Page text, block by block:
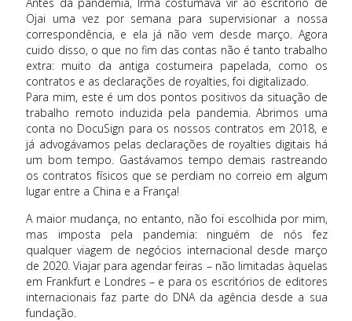
Ojai uma vez por semana para supervisionar a nossa
correspondência, e ela já não vem desde março. Agora
cuido disso, o que no fim das contas não é tanto trabalho
extra: muito da antiga costumeira papelada, como os
contratos e as declarações de royalties, foi digitalizado.
Para mim, este é um dos pontos positivos da situação de
trabalho remoto induzida pela pandemia. Abrimos uma
conta no DocuSign para os nossos contratos em 2018, e
já advogávamos pelas declarações de royalties digitais há
um bom tempo. Gastávamos tempo demais rastreando
os contratos físicos que se perdiam no correio em algum
lugar entre a China e a França!
A maior mudança, no entanto, não foi escolhida por mim,
mas imposta pela pandemia: ninguém de nós fez
qualquer viagem de negócios internacional desde março
de 2020. Viajar para agendar feiras – não limitadas àquelas
em Frankfurt e Londres – e para os escritórios de editores
internacionais faz parte do DNA da agência desde a sua
fundação.